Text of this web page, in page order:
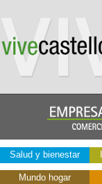
Salud y bienestar
Mundo hogar